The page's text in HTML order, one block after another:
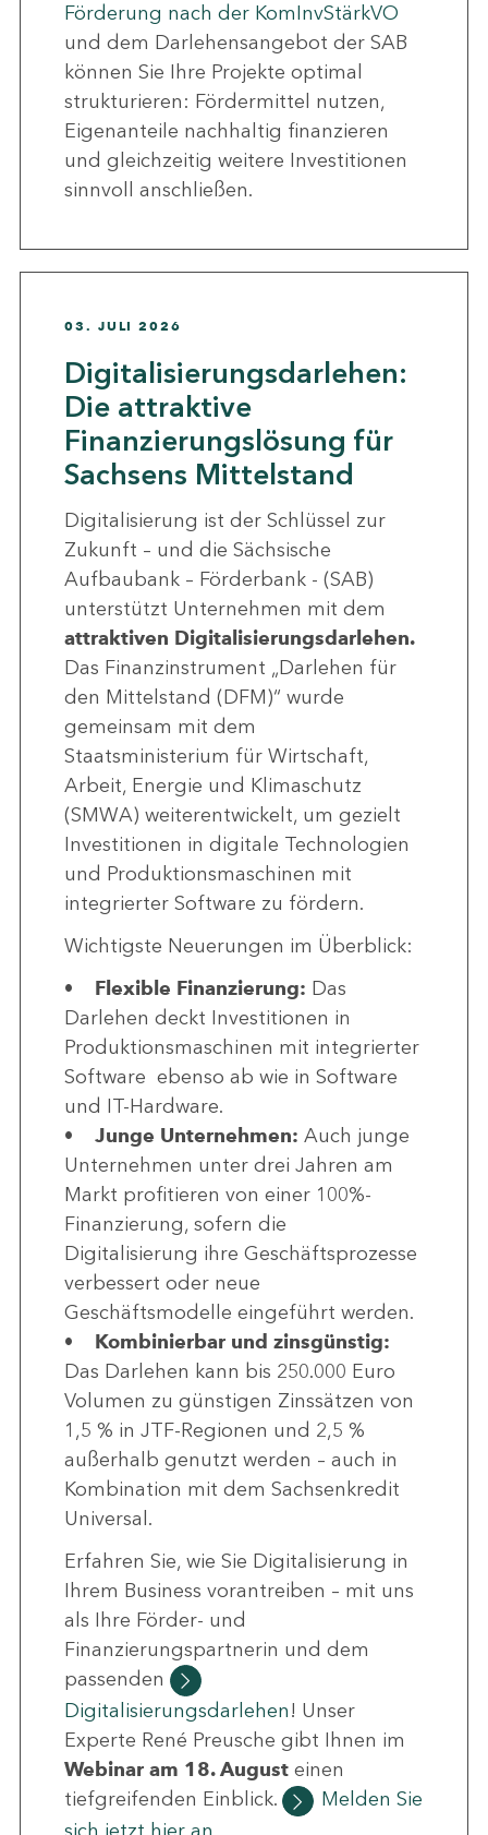
Förderung nach der KomInvStärkVO
und dem Darlehensangebot der SAB
können Sie Ihre Projekte optimal
strukturieren: Fördermittel nutzen,
Eigenanteile nachhaltig finanzieren
und gleichzeitig weitere Investitionen
sinnvoll anschließen.
03. JULI 2026
Digitalisierungsdarlehen:
Die attraktive
Finanzierungslösung für
Sachsens Mittelstand
Digitalisierung ist der Schlüssel zur
Zukunft – und die Sächsische
Aufbaubank – Förderbank - (SAB)
unterstützt Unternehmen mit dem
attraktiven Digitalisierungsdarlehen.
Das Finanzinstrument „Darlehen für
den Mittelstand (DFM)“ wurde
gemeinsam mit dem
Staatsministerium für Wirtschaft,
Arbeit, Energie und Klimaschutz
(SMWA) weiterentwickelt, um gezielt
Investitionen in digitale Technologien
und Produktionsmaschinen mit
integrierter Software zu fördern.
Wichtigste Neuerungen im Überblick:
• Flexible Finanzierung: Das
Darlehen deckt Investitionen in
Produktionsmaschinen mit integrierter
Software ebenso ab wie in Software
und IT-Hardware.
• Junge Unternehmen: Auch junge
Unternehmen unter drei Jahren am
Markt profitieren von einer 100%-
Finanzierung, sofern die
Digitalisierung ihre Geschäftsprozesse
verbessert oder neue
Geschäftsmodelle eingeführt werden.
• Kombinierbar und zinsgünstig:
Das Darlehen kann bis 250.000 Euro
Volumen zu günstigen Zinssätzen von
1,5 % in JTF-Regionen und 2,5 %
außerhalb genutzt werden – auch in
Kombination mit dem Sachsenkredit
Universal.
Erfahren Sie, wie Sie Digitalisierung in
Ihrem Business vorantreiben – mit uns
als Ihre Förder- und
Finanzierungspartnerin und dem
passenden
Digitalisierungsdarlehen! Unser
Experte René Preusche gibt Ihnen im
Webinar am 18. Augusteinen
tiefgreifenden Einblick.
Melden Sie